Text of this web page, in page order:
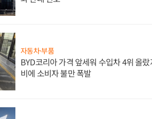
자동차·부품
BYD코리아 가격 앞세워 수입차 4위 올
비에 소비자 불만 폭발